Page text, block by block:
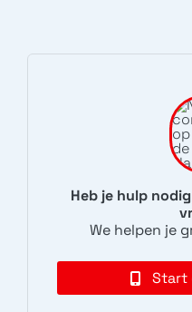
2512BPNDAG
Heb je hulp
We helpen je
Start